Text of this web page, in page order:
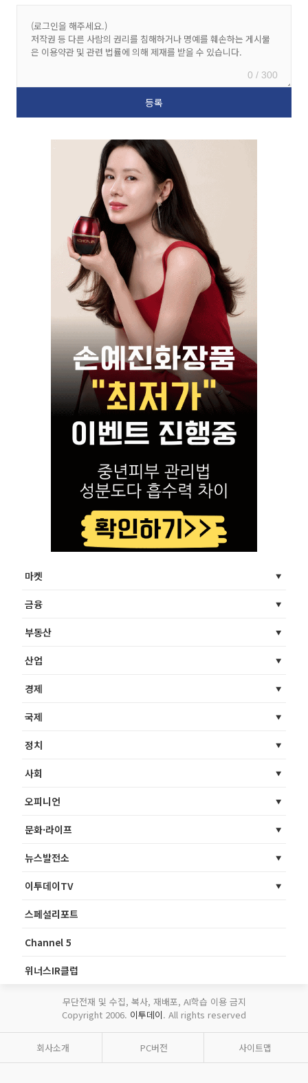
0 / 300
마켓
금융
부동산
산업
경제
국제
정치
사회
오피니언
문화·라이프
뉴스발전소
이투데이TV
스페셜리포트
Channel 5
위너스IR클럽
무단전재 및 수집, 복사, 재배포, AI학습 이용 금지
Copyright 2006. 이투데이. All rights reserved
회사소개 PC버전 사이트맵